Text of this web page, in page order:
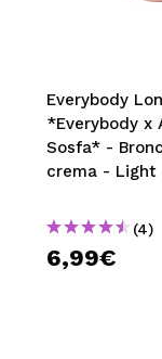
Everybody
*Everybody x
Sosfa* -
crema - Light
(4)
6,99€